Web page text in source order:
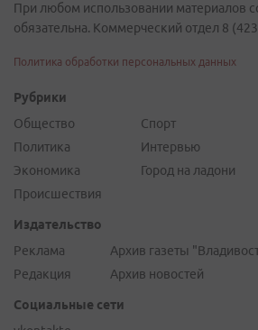
При любом использовании материалов
обязательна. Коммерческий отдел 8
Политика обработки персональных данных
Рубрики
Общество
Политика
Экономика
Происшествия
Спорт
Интервью
Город на ладони
Издательство
Реклама
Редакция
Архив газеты
Архив новостей
Социальные сети